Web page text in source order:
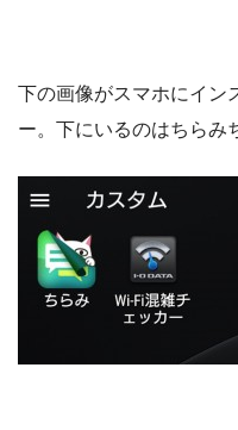
下の画像がスマホにイン
ー。下にいるのはちらみ